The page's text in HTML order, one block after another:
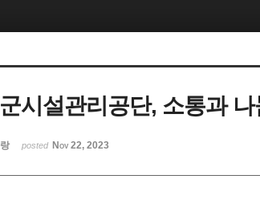
시설관리공단, 소통과
posted Nov 22, 2023